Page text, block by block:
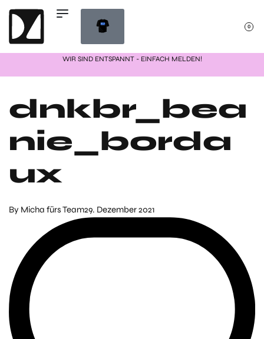
0
WIR SIND ENTSPANNT - EINFACH MELDEN!
dnkbr_bea
nie_borda
ux
By Micha fürs Team29. Dezember 2021